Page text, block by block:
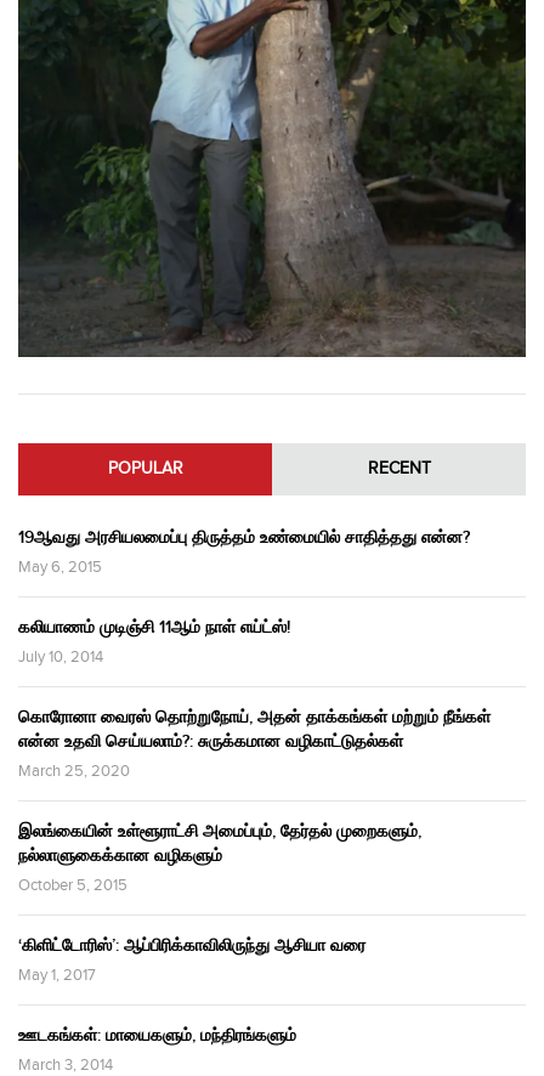
POPULAR RECENT
19ஆவது அரசியலமைப்பு திருத்தம் உண்மையில் சாதித்தது என்ன?
May 6, 2015
கலியாணம் முடிஞ்சி 11ஆம் நாள் எய்ட்ஸ்!
July 10, 2014
கொரோனா வைரஸ் தொற்றுநோய், அதன் தாக்கங்கள் மற்றும் நீங்கள்
என்ன உதவி செய்யலாம்?: சுருக்கமான வழிகாட்டுதல்கள்
March 25, 2020
இலங்கையின் உள்ளூராட்சி அமைப்பும், தேர்தல் முறைகளும்,
நல்லாளுகைக்கான வழிகளும்
October 5, 2015
‘கிளிட்டோரிஸ்’: ஆப்பிரிக்காவிலிருந்து ஆசியா வரை
May 1, 2017
ஊடகங்கள்: மாயைகளும், மந்திரங்களும்
March 3, 2014